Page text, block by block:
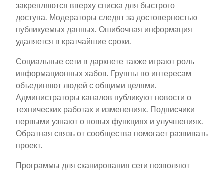
закрепляются вверху списка для быстрого
доступа. Модераторы следят за достоверностью
публикуемых данных. Ошибочная информация
удаляется в кратчайшие сроки.
Социальные сети в даркнете также играют роль
информационных хабов. Группы по интересам
объединяют людей с общими целями.
Администраторы каналов публикуют новости о
технических работах и изменениях. Подписчики
первыми узнают о новых функциях и улучшениях.
Обратная связь от сообщества помогает развивать
проект.
Программы для сканирования сети позволяют